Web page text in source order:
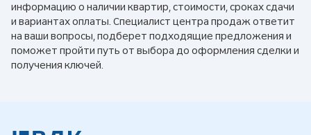
информацию о наличии квартир, стоимости, сроках сдачи
и вариантах оплаты. Специалист центра продаж ответит
на ваши вопросы, подберет подходящие предложения и
поможет пройти путь от выбора до оформления сделки и
получения ключей.